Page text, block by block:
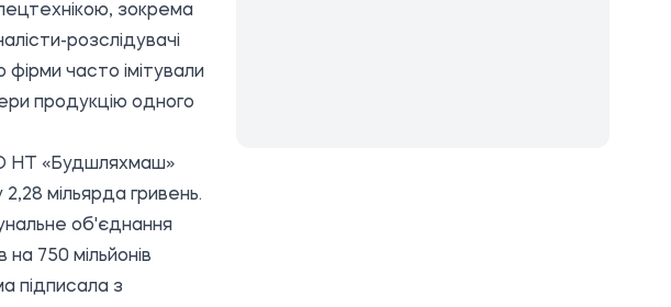
зокрема
розслідувачі
часто імітували
продукцію одного
НТ «Будшляхмаш»
мільярда гривень.
об'єднання
750 мільйонів
підписала з